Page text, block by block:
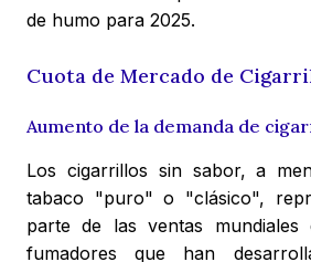
de humo para 2025.
Cuota de Mercado de
Aumento de la demanda de
Los cigarrillos sin sabor, a
tabaco "puro" o "clásico",
parte de las ventas mundiales
fumadores que han